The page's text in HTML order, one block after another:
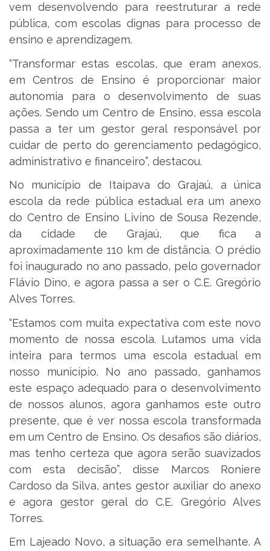
vem desenvolvendo para reestruturar a rede
pública, com escolas dignas para processo de
ensino e aprendizagem.
“Transformar estas escolas, que eram anexos,
em Centros de Ensino é proporcionar maior
autonomia para o desenvolvimento de suas
ações. Sendo um Centro de Ensino, essa escola
passa a ter um gestor geral responsável por
cuidar de perto do gerenciamento pedagógico,
administrativo e financeiro”, destacou.
No município de Itaipava do Grajaú, a única
escola da rede pública estadual era um anexo
do Centro de Ensino Livino de Sousa Rezende,
da cidade de Grajaú, que fica a
aproximadamente 110 km de distância. O prédio
foi inaugurado no ano passado, pelo governador
Flávio Dino, e agora passa a ser o C.E. Gregório
Alves Torres.
“Estamos com muita expectativa com este novo
momento de nossa escola. Lutamos uma vida
inteira para termos uma escola estadual em
nosso município. No ano passado, ganhamos
este espaço adequado para o desenvolvimento
de nossos alunos, agora ganhamos este outro
presente, que é ver nossa escola transformada
em um Centro de Ensino. Os desafios são diários,
mas tenho certeza que agora serão suavizados
com esta decisão”, disse Marcos Roniere
Cardoso da Silva, antes gestor auxiliar do anexo
e agora gestor geral do C.E. Gregório Alves
Torres.
Em Lajeado Novo, a situação era semelhante. A